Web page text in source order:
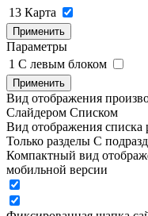
13 Карта
Применить
Параметры
1 C левым блоком
Применить
Вид отображения
Слайдером Списком
Вид отображения списка
Только разделы С
Компактный вид
мобильной версии